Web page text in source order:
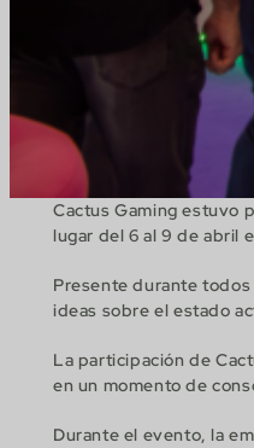
Cactus Gaming estuvo
lugar del 6 al 9 de abril
Presente durante
ideas sobre el estado
La participación de
en un momento de
Durante el evento, la